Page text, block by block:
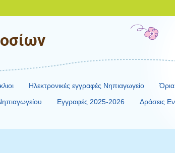
Ηλεκτρονικές εγγραφές Νηπιαγωγείο
Εγγραφές 2025-2026 Δράσεις